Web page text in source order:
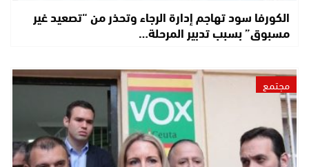
الكورفا سود تهاجم إدارة الرجاء وتحذر من “تصعيد غير
مسبوق” بسبب تدبير المرحلة…
مجتمع